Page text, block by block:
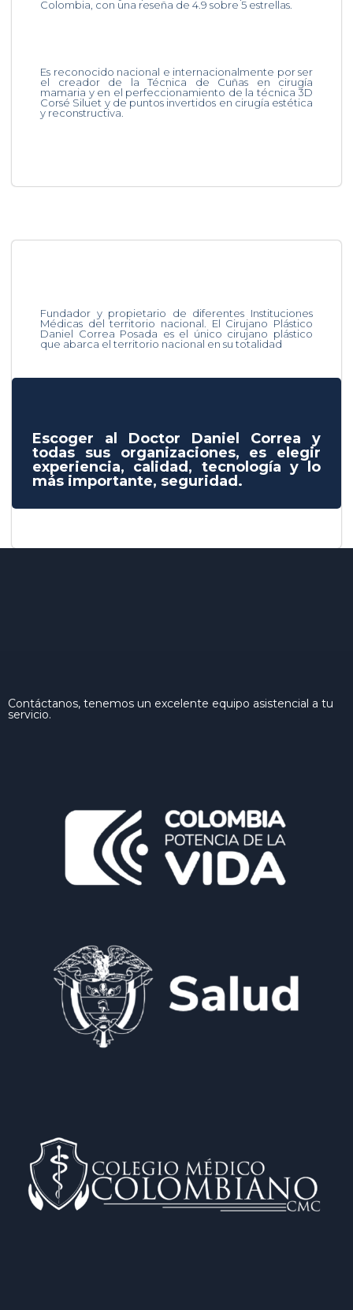
Colombia, con una reseña de 4.9 sobre 5 estrellas.
Es reconocido nacional e internacionalmente por ser
el creador de la Técnica de Cuñas en cirugía
mamaria y en el perfeccionamiento de la técnica 3D
Corsé Siluet y de puntos invertidos en cirugía estética
y reconstructiva.
Fundador y propietario de diferentes Instituciones
Médicas del territorio nacional. El Cirujano Plástico
Daniel Correa Posada es el único cirujano plástico
que abarca el territorio nacional en su totalidad
Escoger al Doctor Daniel Correa y
todas sus organizaciones, es elegir
experiencia, calidad, tecnología y lo
más importante, seguridad.
Contáctanos, tenemos un excelente equipo asistencial a tu
servicio.